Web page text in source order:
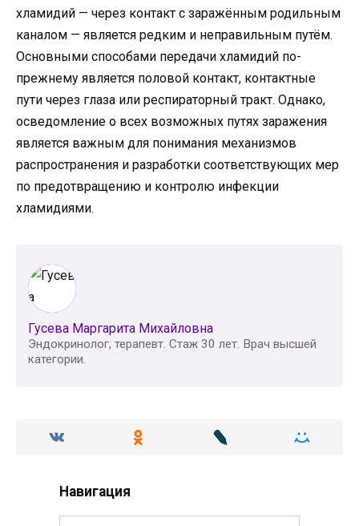
хламидий — через контакт с заражённым родильным
каналом — является редким и неправильным путём.
Основными способами передачи хламидий по-
прежнему является половой контакт, контактные
пути через глаза или респираторный тракт. Однако,
осведомление о всех возможных путях заражения
является важным для понимания механизмов
распространения и разработки соответствующих мер
по предотвращению и контролю инфекции
хламидиями.
Гусева Маргарита Михайловна
Эндокринолог, терапевт. Стаж 30 лет. Врач высшей
категории.
Навигация